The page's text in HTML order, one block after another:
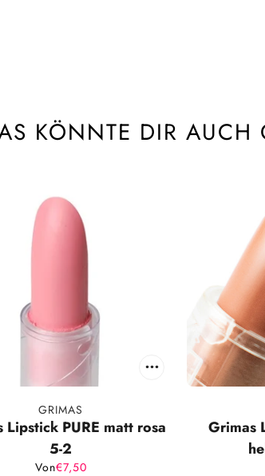
KÖNNTE DIR AUCH
GRIMAS
Lipstick PURE matt rosa
5-2
Von€7,50
Grimas